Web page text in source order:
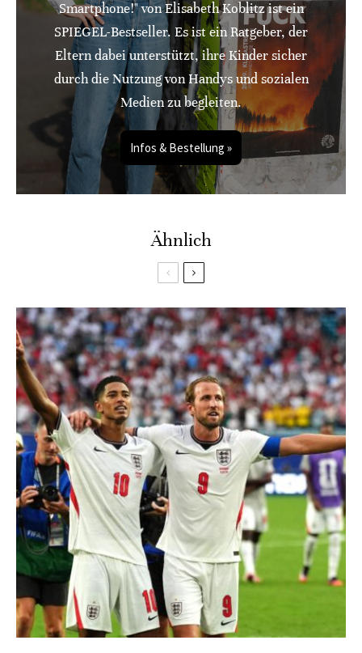
Smartphone!" von Elisabeth Koblitz ist ein
SPIEGEL-Bestseller. Es ist ein Ratgeber, der
Eltern dabei unterstützt, ihre Kinder sicher
durch die Nutzung von Handys und sozialen
Medien zu begleiten.
Infos & Bestellung »
Ähnlich